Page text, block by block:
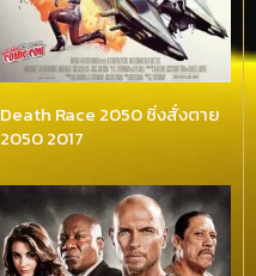
Death Race 2050 ซิ่งสั่งตาย
2050 2017